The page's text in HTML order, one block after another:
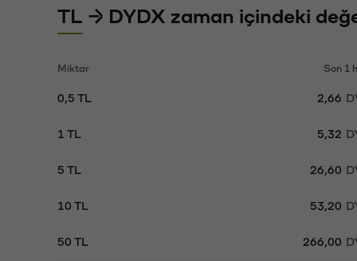
TL → DYDX zaman içindeki
Miktar Son 1
0,5 TL 2,66
1 TL 5,32
5 TL 26,60
10 TL 53,20
50 TL 266,00